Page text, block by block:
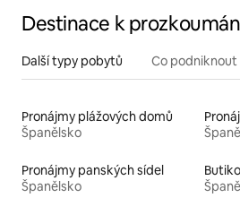
Destinace k
Další typy pobytů Co podniknout
Pronájmy plážových domů
Španělsko
Pronájmy panských sídel
Španělsko